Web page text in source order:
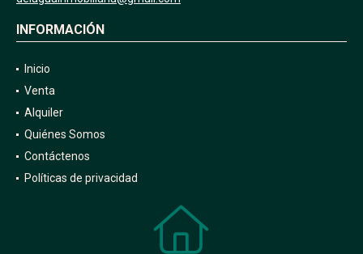
INFORMACIÓN
Inicio
Venta
Alquiler
Quiénes Somos
Contáctenos
Políticas de privacidad